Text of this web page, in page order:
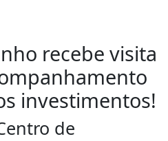
recebe visita
investimentos!
de